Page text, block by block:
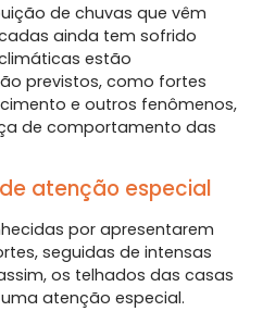
de chuvas que vêm
ainda tem sofrido
estão
previstos, como fortes
e outros fenômenos,
de comportamento das
atenção especial
por apresentarem
seguidas de intensas
os telhados das casas
atenção especial.